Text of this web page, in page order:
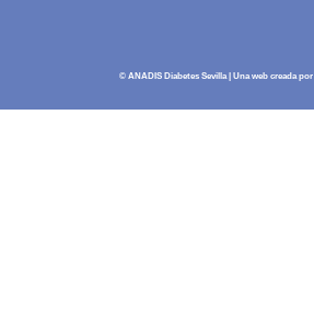
© ANADIS Diabetes Sevilla | Una web creada por